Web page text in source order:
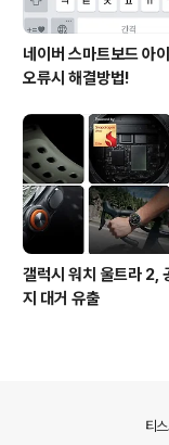
네이버 스마트보드 아
오류시 해결방법!
갤럭시 워치 울트라 2,
지 대거 유출
티